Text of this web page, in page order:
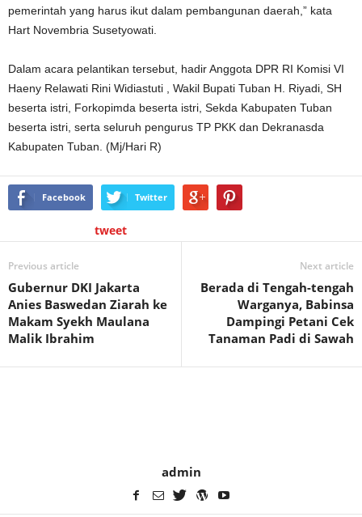
pemerintah yang harus ikut dalam pembangunan daerah,” kata
Hart Novembria Susetyowati.
Dalam acara pelantikan tersebut, hadir Anggota DPR RI Komisi VI
Haeny Relawati Rini Widiastuti , Wakil Bupati Tuban H. Riyadi, SH
beserta istri, Forkopimda beserta istri, Sekda Kabupaten Tuban
beserta istri, serta seluruh pengurus TP PKK dan Dekranasda
Kabupaten Tuban. (Mj/Hari R)
Facebook Twitter
tweet
Previous article
Gubernur DKI Jakarta
Anies Baswedan Ziarah ke
Makam Syekh Maulana
Malik Ibrahim
Next article
Berada di Tengah-tengah
Warganya, Babinsa
Dampingi Petani Cek
Tanaman Padi di Sawah
admin